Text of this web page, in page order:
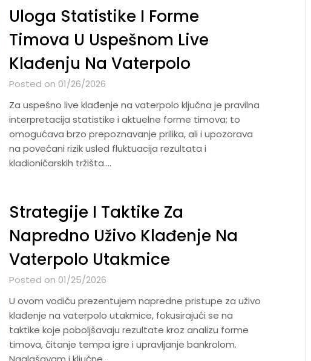
Uloga Statistike I Forme
Timova U Uspešnom Live
Klađenju Na Vaterpolo
Posted on 01/26/2026
Za uspešno live klađenje na vaterpolo ključna je pravilna
interpretacija statistike i aktuelne forme timova; to
omogućava brzo prepoznavanje prilika, ali i upozorava
na povećani rizik usled fluktuacija rezultata i
kladioničarskih tržišta….
Strategije I Taktike Za
Napredno Uživo Klađenje Na
Vaterpolo Utakmice
Posted on 01/25/2026
U ovom vodiču prezentujem napredne pristupe za uživo
klađenje na vaterpolo utakmice, fokusirajući se na
taktike koje poboljšavaju rezultate kroz analizu forme
timova, čitanje tempa igre i upravljanje bankrolom.